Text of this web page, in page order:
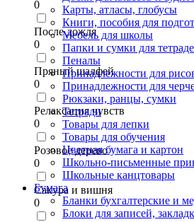
0
После дождя
0
Пряный шалфей
0
Релаксация чувств
0
Розовое дерево
0
Сакура и вишня
0
Карты, атласы, глобусы
Книги, пособия для
Мебель для школы
Папки и сумки для
Пеналы
Принадлежности для
Принадлежности для
Рюкзаки, ранцы, сумки
Тетради
Товары для лепки
Товары для обучения
Цветная бумага и картон
Школьно-письменные
Школьные канцтовары
Бумага
Бланки бухгалтерские и
Блоки для записей,